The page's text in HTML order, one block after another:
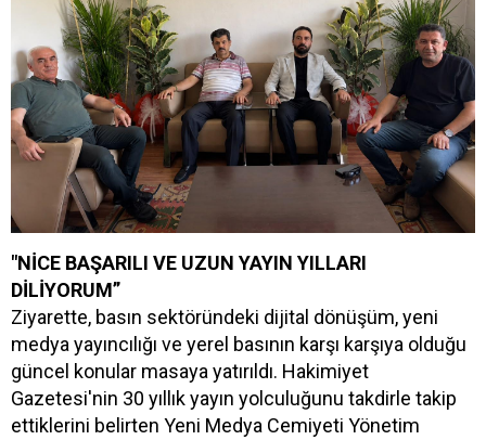
"NİCE BAŞARILI VE UZUN YAYIN YILLARI
DİLİYORUM”
Ziyarette, basın sektöründeki dijital dönüşüm, yeni
medya yayıncılığı ve yerel basının karşı karşıya olduğu
güncel konular masaya yatırıldı. Hakimiyet
Gazetesi'nin 30 yıllık yayın yolculuğunu takdirle takip
ettiklerini belirten Yeni Medya Cemiyeti Yönetim